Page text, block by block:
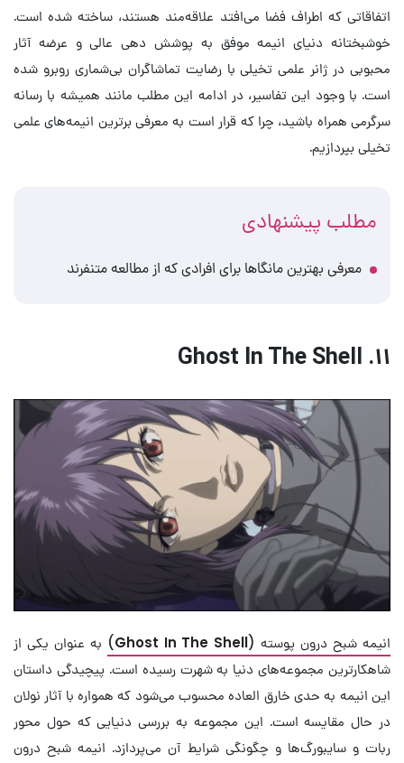
اتفاقاتی که اطراف فضا می‌افتد علاقه‌مند هستند، ساخته شده است.
خوشبختانه دنیای انیمه موفق به پوشش دهی عالی و عرضه آثار
محبوبی در ژانر علمی تخیلی با رضایت تماشاگران بی‌شماری روبرو شده
است. با وجود این تفاسیر، در ادامه این مطلب مانند همیشه با رسانه
سرگرمی همراه باشید، چرا که قرار است به معرفی برترین انیمه‌های علمی
تخیلی بپردازیم.
مطلب پیشنهادی
معرفی بهترین مانگاها برای افرادی که از مطالعه متنفرند
Ghost In The Shell .۱۱
انیمه شبح درون پوسته (Ghost In The Shell
) به عنوان یکی از
شاهکارترین مجموعه‌های دنیا به شهرت رسیده است. پیچیدگی داستان
این انیمه به حدی خارق العاده محسوب می‌شود که همواره با آثار نولان
در حال مقایسه است. این مجموعه به بررسی دنیایی که حول محور
ربات و سایبورگ‌ها و چگونگی شرایط آن می‌پردازد. انیمه شبح درون